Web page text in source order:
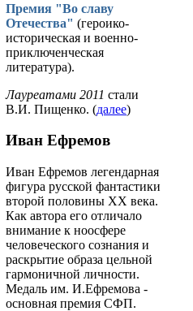
Премия "Во славу
Отечества" (героико-
историческая и военно-
приключенческая
литература).
Лауреатами 2011 стали
В.И. Пищенко. (далее)
Иван Ефремов
Иван Ефремов легендарная
фигура русской фантастики
второй половины ХХ века.
Как автора его отличало
внимание к ноосфере
человеческого сознания и
раскрытие образа цельной
гармоничной личности.
Медаль им. И.Ефремова -
основная премия СФП.